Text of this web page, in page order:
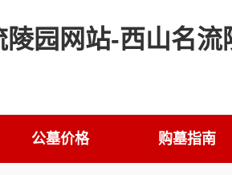
公墓价格 购墓指南